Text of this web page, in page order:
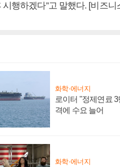
행하겠다”고 말했다. [비즈
화학·에너지
로이터 "정제연료
격에 수요 늘어
화학·에너지